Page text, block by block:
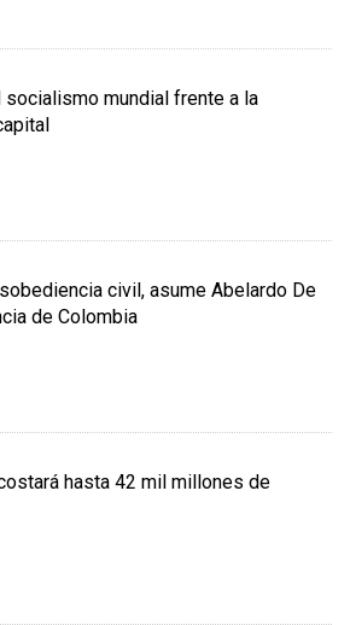
socialismo mundial frente a la
civil, asume Abelardo De
de Colombia
hasta 42 mil millones de